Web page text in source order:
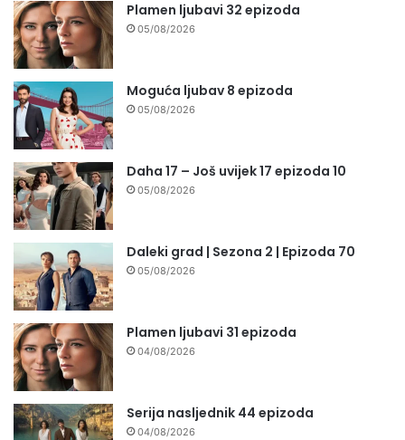
Plamen ljubavi 32 epizoda
05/08/2026
Moguća ljubav 8 epizoda
05/08/2026
Daha 17 – Još uvijek 17 epizoda 10
05/08/2026
Daleki grad | Sezona 2 | Epizoda 70
05/08/2026
Plamen ljubavi 31 epizoda
04/08/2026
Serija nasljednik 44 epizoda
04/08/2026